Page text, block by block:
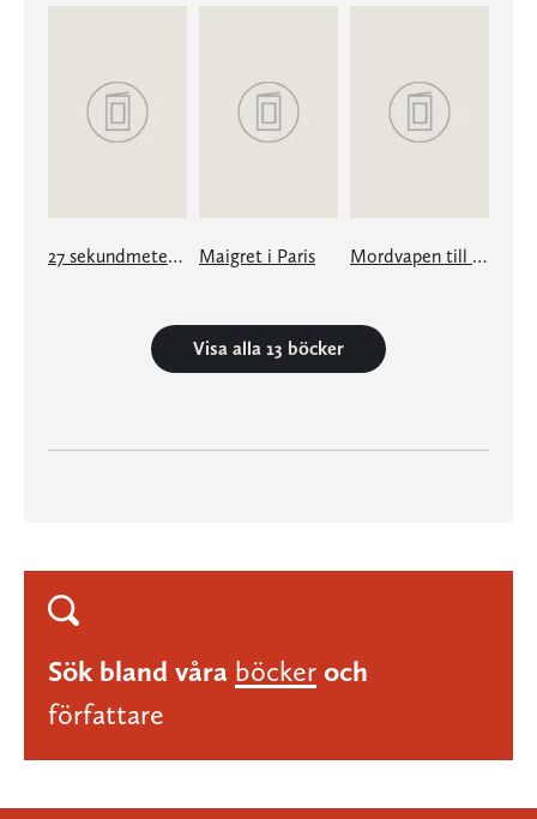
27 sekundmeter, snö Maigret i Paris Mordvapen till salu
Visa alla 13 böcker
Sök bland våra böcker och
författare